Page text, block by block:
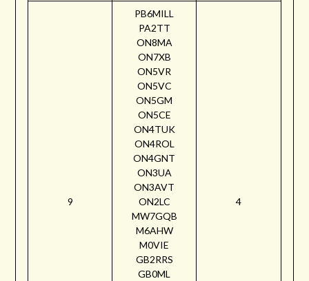
9
PB6MILL
PA2TT
ON8MA
ON7XB
ON5VR
ON5VC
ON5GM
ON5CE
ON4TUK
ON4ROL
ON4GNT
ON3UA
ON3AVT
ON2LC
MW7GQB
M6AHW
M0VIE
GB2RRS
GB0ML
4